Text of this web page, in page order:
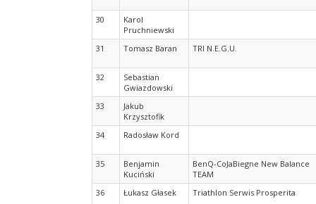
30
Karol
Pruchniewski
31
Tomasz Baran TRI N.E.G.U.
32
Sebastian
Gwiazdowski
33
Jakub
Krzysztofik
34
Radosław Kord
35
Benjamin
Kuciński
BenQ-CoJaBiegne New Balance
TEAM
36
Łukasz Głasek Triathlon Serwis Prosperita